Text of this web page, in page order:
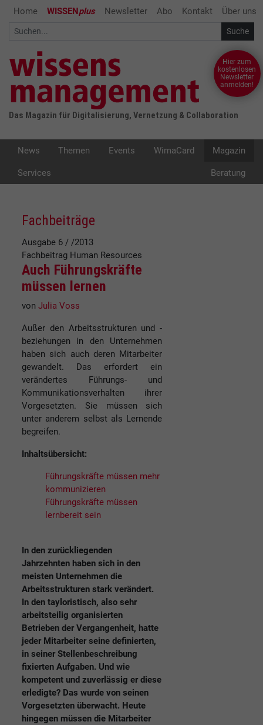
Home WISSENplus Newsletter Abo Kontakt Über uns
Das Magazin für Digitalisierung, Vernetzung & Collaboration
Hier zum
kostenlosen
Newsletter
anmelden!
News Themen Events WimaCard Magazin
Services Beratung
Fachbeiträge
Ausgabe 6 / /2013
Fachbeitrag Human Resources
Auch Führungskräfte
müssen lernen
von Julia Voss
Außer den Arbeitsstrukturen und -
beziehungen in den Unternehmen
haben sich auch deren Mitarbeiter
gewandelt. Das erfordert ein
verändertes Führungs- und
Kommunikationsverhalten ihrer
Vorgesetzten. Sie müssen sich
unter anderem selbst als Lernende
begreifen.
Inhaltsübersicht:
Führungskräfte müssen mehr
kommunizieren
Führungskräfte müssen
lernbereit sein
In den zurückliegenden
Jahrzehnten haben sich in den
meisten Unternehmen die
Arbeitsstrukturen stark verändert.
In den tayloristisch, also sehr
arbeitsteilig organisierten
Betrieben der Vergangenheit, hatte
jeder Mitarbeiter seine definierten,
in seiner Stellenbeschreibung
fixierten Aufgaben. Und wie
kompetent und zuverlässig er diese
erledigte? Das wurde von seinen
Vorgesetzten überwacht. Heute
hingegen müssen die Mitarbeiter